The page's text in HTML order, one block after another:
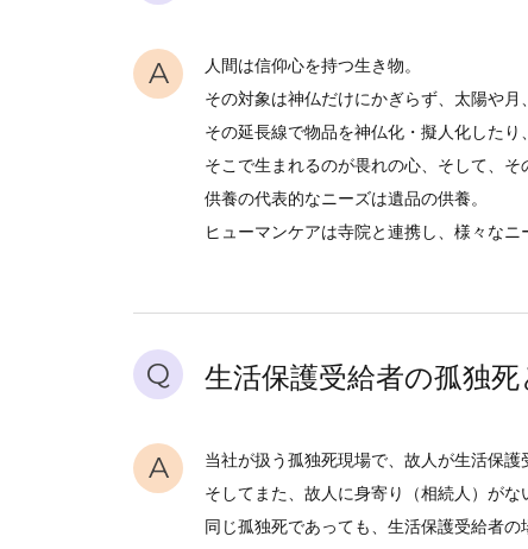
A
人間は信仰心を持つ生き物。
その対象は神仏だけにかぎらず、太陽や月
その延長線で物品を神仏化・擬人化したり
そこで生まれるのが畏れの心、そして、そ
供養の代表的なニーズは遺品の供養。
ヒューマンケアは寺院と連携し、様々なニ
Q 生活保護受給者の孤独
A
当社が扱う孤独死現場で、故人が生活保護
そしてまた、故人に身寄り（相続人）がな
同じ孤独死であっても、生活保護受給者